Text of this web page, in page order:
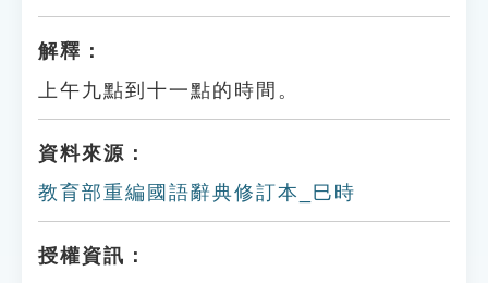
解釋：
上午九點到十一點的時間。
資料來源：
教育部重編國語辭典修訂本_巳時
授權資訊：